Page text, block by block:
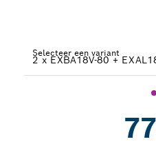
Selecteer een variant